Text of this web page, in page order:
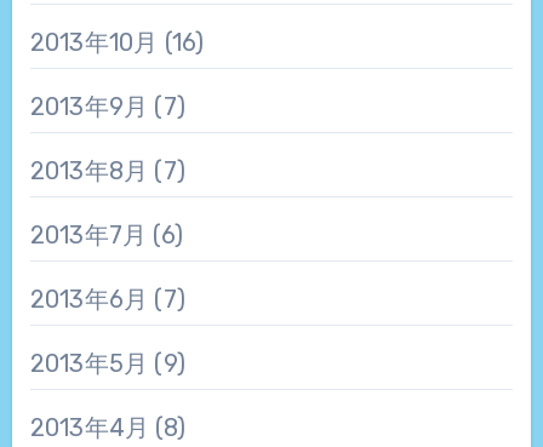
2013年10月 (16)
2013年9月 (7)
2013年8月 (7)
2013年7月 (6)
2013年6月 (7)
2013年5月 (9)
2013年4月 (8)